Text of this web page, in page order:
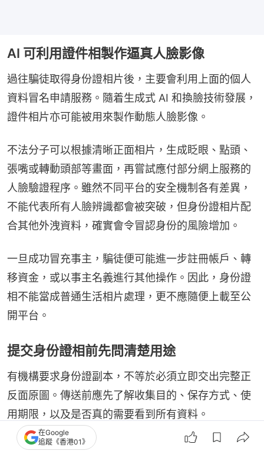
AI 可利用證件相製作逼真人臉影像
過往騙徒取得身份證相片後，主要會利用上面的個人
資料冒名申請服務。隨着生成式 AI 和換臉技術發展，
證件相片亦可能被用來製作動態人臉影像。
不法分子可以根據清晰正面相片，生成眨眼、點頭、
張嘴或轉動頭部等畫面，再嘗試應付部分網上服務的
人臉驗證程序。雖然不同平台的安全機制各有差異，
不能代表所有人臉辨識都會被突破，但身份證相片配
合其他外洩資料，確實會令冒認身份的風險增加。
一旦成功冒充事主，騙徒便可能進一步註冊帳戶、轉
移資金，或以事主名義進行其他操作。因此，身份證
相不能當成普通生活相片處理，更不應隨便上載至公
開平台。
提交身份證相前先問清楚用途
有機構要求身份證副本，不等於必須立即交出完整正
反面原圖。傳送前應先了解收集目的、保存方式、使
用期限，以及是否真的需要看到所有資料。
如果對方只需要核對姓名或部分身份資料，可詢問能
在Google
追蹤《香港01》